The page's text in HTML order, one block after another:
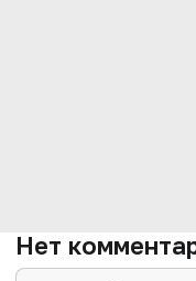
Нет